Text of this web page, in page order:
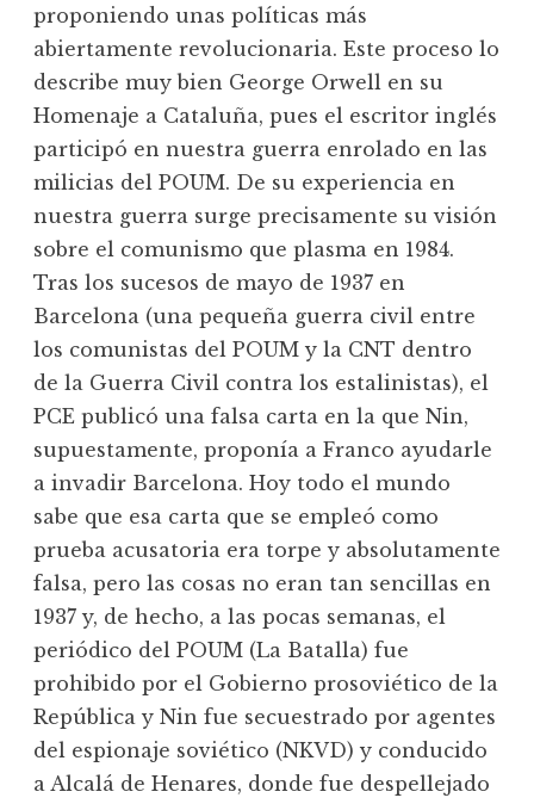
proponiendo unas políticas más
abiertamente revolucionaria. Este proceso lo
describe muy bien George Orwell en su
Homenaje a Cataluña, pues el escritor inglés
participó en nuestra guerra enrolado en las
milicias del POUM. De su experiencia en
nuestra guerra surge precisamente su visión
sobre el comunismo que plasma en 1984.
Tras los sucesos de mayo de 1937 en
Barcelona (una pequeña guerra civil entre
los comunistas del POUM y la CNT dentro
de la Guerra Civil contra los estalinistas), el
PCE publicó una falsa carta en la que Nin,
supuestamente, proponía a Franco ayudarle
a invadir Barcelona. Hoy todo el mundo
sabe que esa carta que se empleó como
prueba acusatoria era torpe y absolutamente
falsa, pero las cosas no eran tan sencillas en
1937 y, de hecho, a las pocas semanas, el
periódico del POUM (La Batalla) fue
prohibido por el Gobierno prosoviético de la
República y Nin fue secuestrado por agentes
del espionaje soviético (NKVD) y conducido
a Alcalá de Henares, donde fue despellejado